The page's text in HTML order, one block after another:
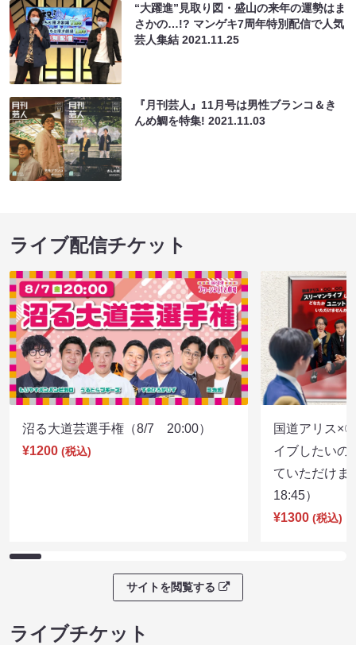
“大躍進”見取り図・盛山の来年の運勢はま
さかの…!? マンゲキ7周年特別配信で人気
芸人集結2021.11.25
『月刊芸人』11月号は男性ブランコ＆き
んめ鯛を特集!2021.11.03
ライブ配信チケット
沼る大道芸選手権（8/7 20:00）
¥1200 (税込)
国道アリス×
イブしたいの
ていただけ
18:45）
¥1300 (税込)
サイトを閲覧する
ライブチケット